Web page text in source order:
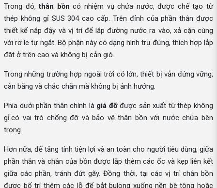
Trong đó,thân bồn có nhiệm vụ chứa nước, được chế tạo từ
thép không gỉ SUS 304 cao cấp. Trên đỉnh của phần thân được
thiết kế nắp đậy và vị trí để lắp đường nước ra vào, xả cặn cùng
với rơ le tự ngắt. Bộ phận này có dạng hình trụ đứng, thích hợp lắp
đặt ở trên cao và không bị cản gió.
Trong những trường hợp ngoài trời có lớn, thiết bị vẫn đứng vững,
cân bằng và chắc chắn mà không bị ảnh hưởng.
Phía dưới phần thân chính là giá đỡđược sản xuất từ thép không
gỉ.có vai trò chống đỡ và bảo vệ thân bồn với nước chứa bên
trong.
Hơn nữa, để tăng tính tiện lợi và an toàn cho người tiêu dùng, giữa
phần thân và chân của bồn được lắp thêm các ốc và kẹp liên kết
giữa các phần, tránh đứt gãy. Đồng thời, tại các vị trí chân bồn
được bố trí thêm các lỗ để bắt bulong xuống nền bê tông hoặc